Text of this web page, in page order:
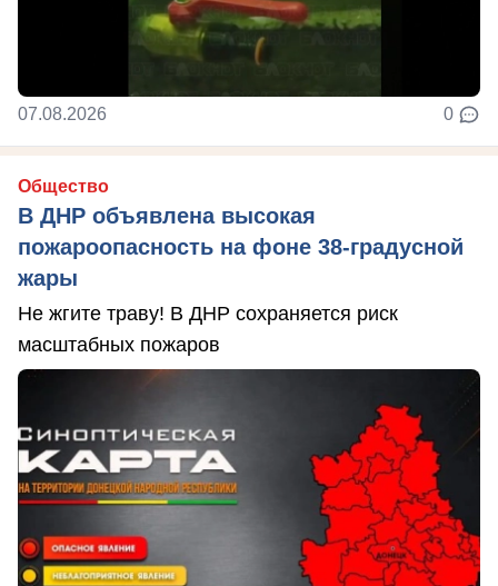
07.08.2026 0
Общество
В ДНР объявлена высокая
пожароопасность на фоне 38-градусной
жары
Не жгите траву! В ДНР сохраняется риск
масштабных пожаров